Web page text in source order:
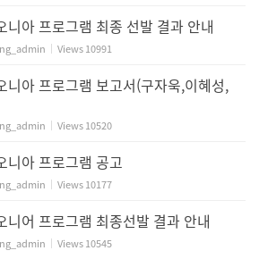
니아 프로그램 최종 선발 결과 안내
Views10991
니아 프로그램 보고서(구자욱,이혜성,
Views10520
니아 프로그램 공고
Views10177
니어 프로그램 최종선발 결과 안내
Views10545